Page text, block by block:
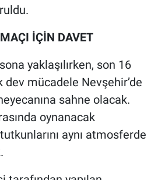
İÇİN DAVET
yaklaşılırken, son 16
mücadele Nevşehir’de
sahne olacak.
oynanacak
aynı atmosferde